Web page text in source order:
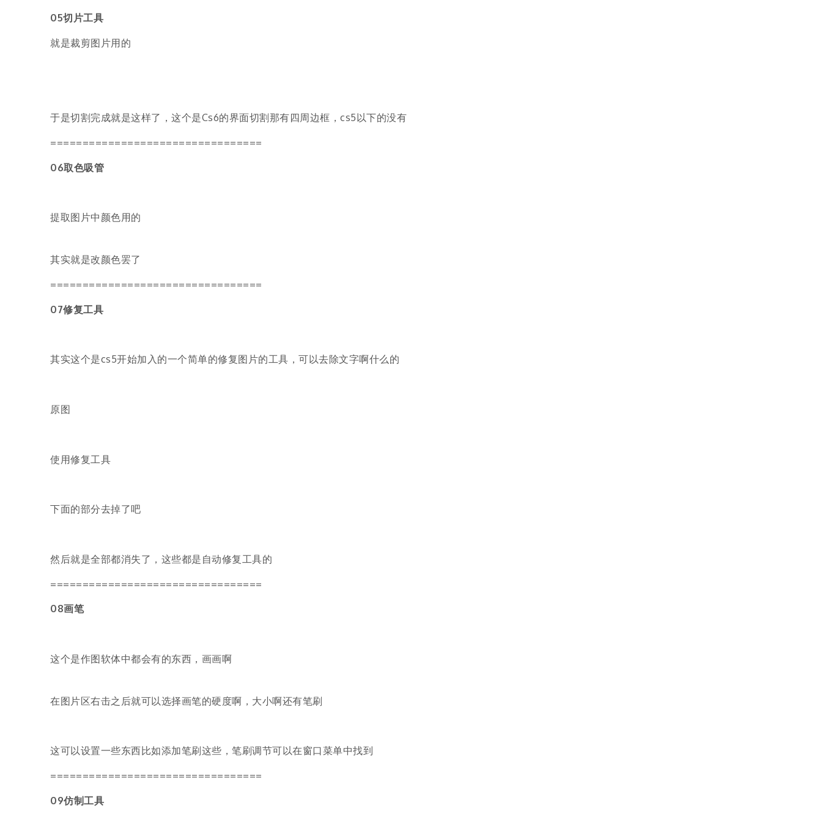
05切片工具
就是裁剪图片用的
于是切割完成就是这样了，这个是Cs6的界面切割那有四周边框，cs5以下的没有
=================================
06取色吸管
提取图片中颜色用的
其实就是改颜色罢了
=================================
07修复工具
其实这个是cs5开始加入的一个简单的修复图片的工具，可以去除文字啊什么的
原图
使用修复工具
下面的部分去掉了吧
然后就是全部都消失了，这些都是自动修复工具的
=================================
08画笔
这个是作图软体中都会有的东西，画画啊
在图片区右击之后就可以选择画笔的硬度啊，大小啊还有笔刷
这可以设置一些东西比如添加笔刷这些，笔刷调节可以在窗口菜单中找到
=================================
09仿制工具